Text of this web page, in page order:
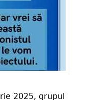
2025, grupul